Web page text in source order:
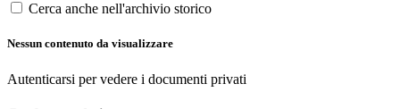
Cerca anche nell'archivio storico
Nessun contenuto da visualizzare
Autenticarsi per vedere i documenti privati